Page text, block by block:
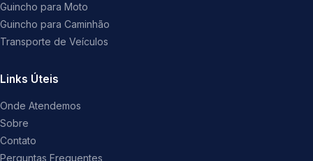
Guincho para Moto
Guincho para Caminhão
Transporte de Veículos
Links Úteis
Onde Atendemos
Sobre
Contato
Perguntas Frequentes